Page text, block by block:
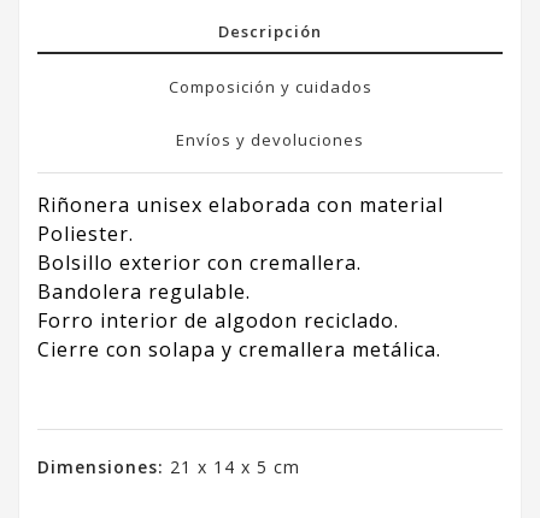
Descripción
Composición y cuidados
Envíos y devoluciones
Riñonera unisex elaborada con material
Poliester.
Bolsillo exterior con cremallera.
Bandolera regulable.
Forro interior de algodon reciclado.
Cierre con solapa y cremallera metálica.
Dimensiones: 21 x 14 x 5 cm